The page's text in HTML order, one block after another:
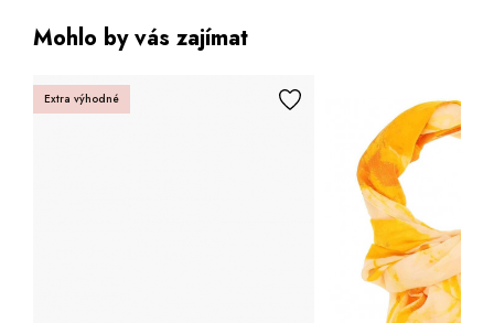
Mohlo by vás zajímat
Extra výhodné